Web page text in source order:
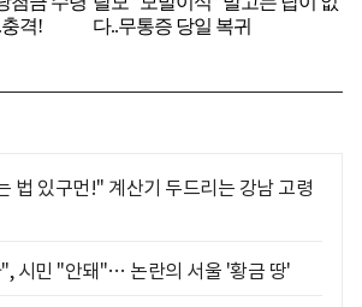
법 있구먼!" 계산기 두드리는 강남 고령
시민 "안돼"… 논란의 서울 '황금 땅'